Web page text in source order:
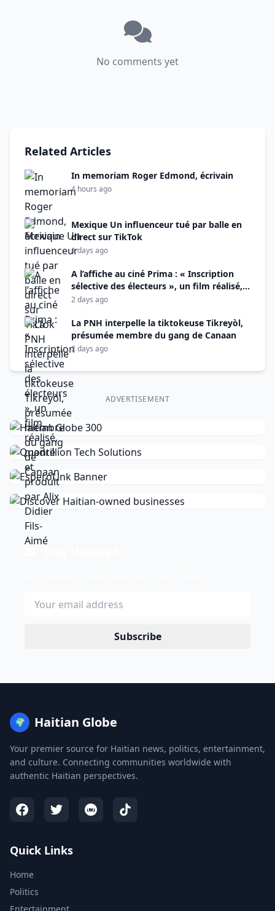
No comments yet
Related Articles
In memoriam Roger Edmond, écrivain
4 hours ago
Mexique Un influenceur tué par balle en
direct sur TikTok
1 days ago
A l’affiche au ciné Prima : « Inscription
sélective des électeurs », un film réalisé,
monté et produit par Alix Didier Fils-Aimé
2 days ago
La PNH interpelle la tiktokeuse Tikreyòl,
présumée membre du gang de Canaan
2 days ago
ADVERTISEMENT
Subscribe
🌍 Haitian Globe
Your premier source for Haitian news, politics, entertainment,
and culture. Connecting communities worldwide with
authentic Haitian perspectives.
Quick Links
Home
Politics